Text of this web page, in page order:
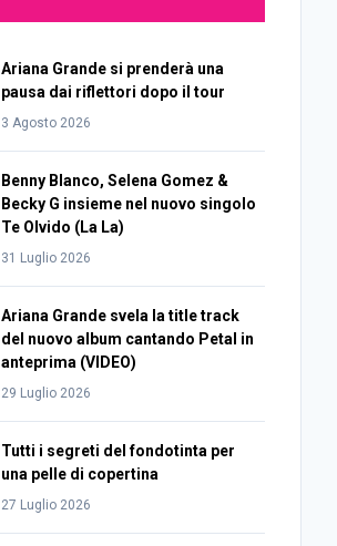
Ariana Grande si prenderà una
pausa dai riflettori dopo il tour
3 Agosto 2026
Benny Blanco, Selena Gomez &
Becky G insieme nel nuovo singolo
Te Olvido (La La)
31 Luglio 2026
Ariana Grande svela la title track
del nuovo album cantando Petal in
anteprima (VIDEO)
29 Luglio 2026
Tutti i segreti del fondotinta per
una pelle di copertina
27 Luglio 2026